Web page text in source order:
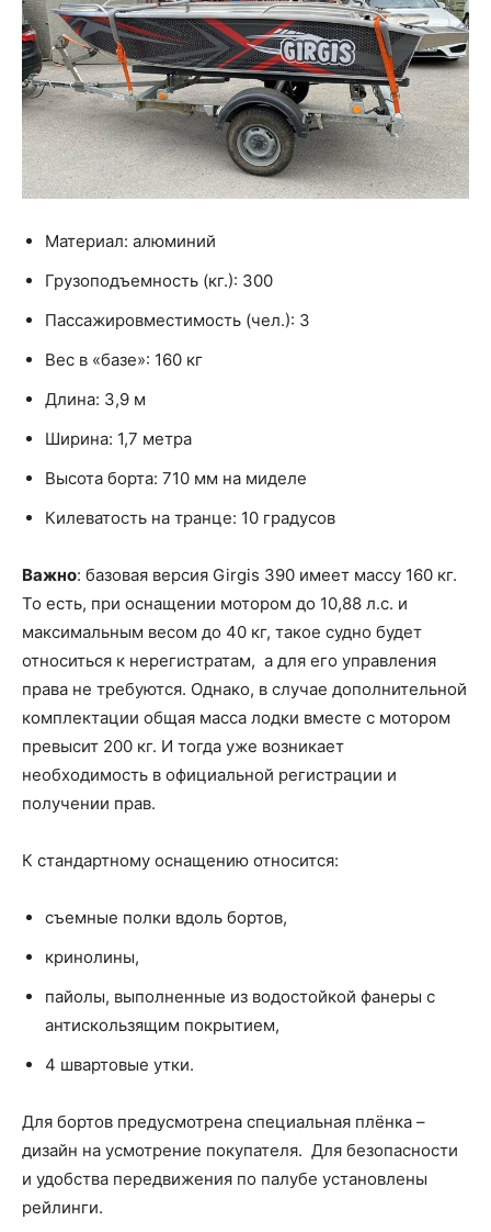
Материал: алюминий
Грузоподъемность (кг.): 300
Пассажировместимость (чел.): 3
Вес в «базе»: 160 кг
Длина: 3,9 м
Ширина: 1,7 метра
Высота борта: 710 мм на миделе
Килеватость на транце: 10 градусов
Важно: базовая версия Girgis 390 имеет массу 160 кг.
То есть, при оснащении мотором до 10,88 л.с. и
максимальным весом до 40 кг, такое судно будет
относиться к нерегистратам, а для его управления
права не требуются. Однако, в случае дополнительной
комплектации общая масса лодки вместе с мотором
превысит 200 кг. И тогда уже возникает
необходимость в официальной регистрации и
получении прав.
К стандартному оснащению относится:
съемные полки вдоль бортов,
кринолины,
пайолы, выполненные из водостойкой фанеры с
антискользящим покрытием,
4 швартовые утки.
Для бортов предусмотрена специальная плёнка –
дизайн на усмотрение покупателя. Для безопасности
и удобства передвижения по палубе установлены
рейлинги.